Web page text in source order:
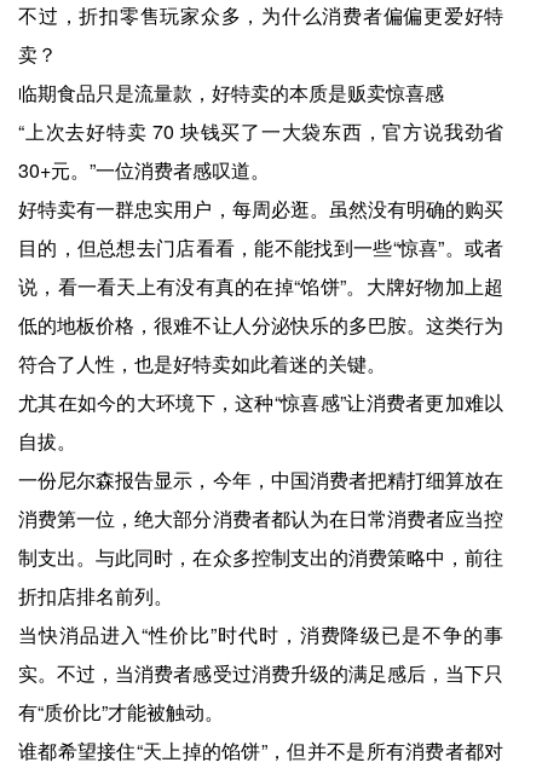
不过，折扣零售玩家众多，为什么消费者偏偏更爱好特
卖？
临期食品只是流量款，好特卖的本质是贩卖惊喜感
“上次去好特卖 70 块钱买了一大袋东西，官方说我劲省
30+元。”一位消费者感叹道。
好特卖有一群忠实用户，每周必逛。虽然没有明确的购买
目的，但总想去门店看看，能不能找到一些“惊喜”。或者
说，看一看天上有没有真的在掉“馅饼”。大牌好物加上超
低的地板价格，很难不让人分泌快乐的多巴胺。这类行为
符合了人性，也是好特卖如此着迷的关键。
尤其在如今的大环境下，这种“惊喜感”让消费者更加难以
自拔。
一份尼尔森报告显示，今年，中国消费者把精打细算放在
消费第一位，绝大部分消费者都认为在日常消费者应当控
制支出。与此同时，在众多控制支出的消费策略中，前往
折扣店排名前列。
当快消品进入“性价比”时代时，消费降级已是不争的事
实。不过，当消费者感受过消费升级的满足感后，当下只
有“质价比”才能被触动。
谁都希望接住“天上掉的馅饼”，但并不是所有消费者都对